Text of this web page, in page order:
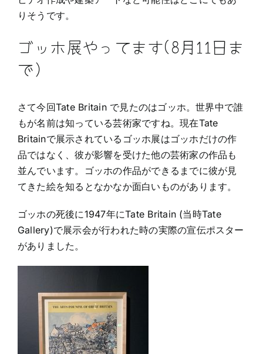
りそうです。
ゴッホ展やってます(8月11日ま
で)
さて今回Tate Britain で見たのはゴッホ。世界中で誰
もが名前は知っている芸術家ですね。現在Tate
Britainで展示されているゴッホ展はゴッホだけの作
品ではなく、彼が影響を受けた他の芸術家の作品も
並んでいます。ゴッホの作品ができるまでに彼が見
てきた絵を知るとなかなか面白いものがあります。
ゴッホの死後に1947年にTate Britain (当時Tate
Gallery)で展示会が行われた時の実際の宣伝ポスター
がありました。